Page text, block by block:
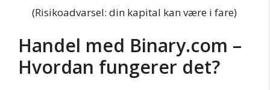
(Risikoadvarsel: din kapital kan være i fare)
Handel med Binary.com –
Hvordan fungerer det?